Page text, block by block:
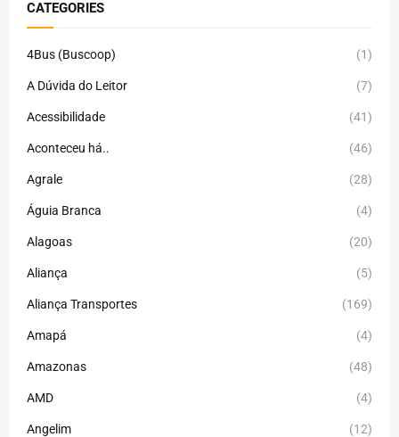
CATEGORIES
4Bus (Buscoop) (1)
A Dúvida do Leitor (7)
Acessibilidade (41)
Aconteceu há.. (46)
Agrale (28)
Águia Branca (4)
Alagoas (20)
Aliança (5)
Aliança Transportes (169)
Amapá (4)
Amazonas (48)
AMD (4)
Angelim (12)